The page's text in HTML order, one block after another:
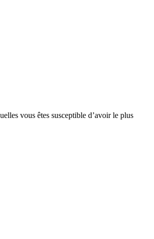
vous êtes susceptible d’avoir le plus